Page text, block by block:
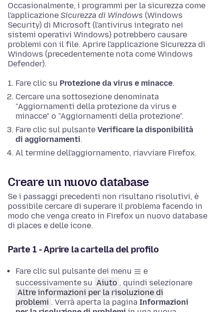
Occasionalmente, i programmi per la sicurezza come
l'applicazione Sicurezza di Windows (Windows
Security) di Microsoft (l'antivirus integrato nei
sistemi operativi Windows) potrebbero causare
problemi con il file. Aprire l'applicazione Sicurezza di
Windows (precedentemente nota come Windows
Defender).
Fare clic su Protezione da virus e minacce.
Cercare una sottosezione denominata
"Aggiornamenti della protezione da virus e
minacce" o "Aggiornamenti della protezione".
Fare clic sul pulsante Verificare la disponibilità
di aggiornamenti.
Al termine dell'aggiornamento, riavviare Firefox.
Creare un nuovo database
Se i passaggi precedenti non risultano risolutivi, è
possibile cercare di superare il problema facendo in
modo che venga creato in Firefox un nuovo database
di places e delle icone.
Parte 1 - Aprire la cartella del profilo
Fare clic sul pulsante dei menu
e
successivamente su Aiuto , quindi selezionare
Altre informazioni per la risoluzione di
problemi . Verrà aperta la pagina Informazioni